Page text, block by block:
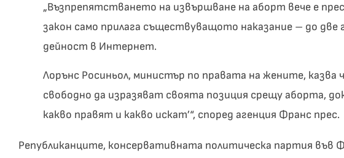
„Възпрепятстването на извършване на аборт вече е
закон само прилага съществуващото наказание – до две
дейност в Интернет.
Лорънс Росиньол, министър по правата на жените,
свободно да изразяват своята позиция срещу аборта,
какво правят и какво искат’“, според агенция Франс прес.
Републиканците, консервативната политическа партия във